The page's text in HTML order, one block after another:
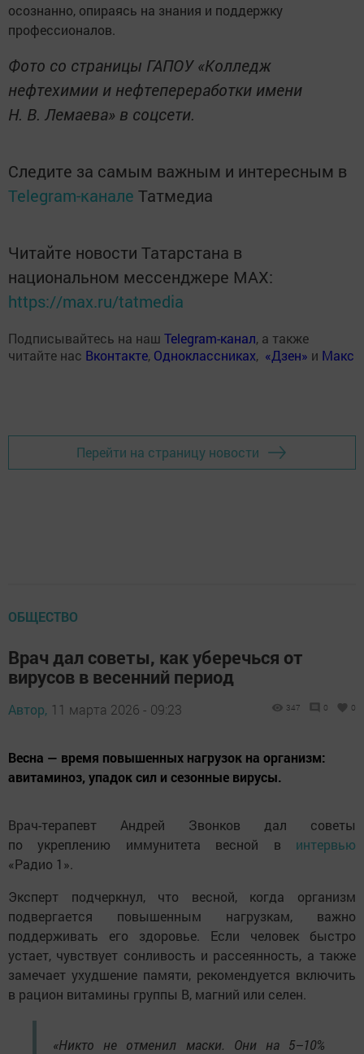
осознанно, опираясь на знания и поддержку
профессионалов.
Фото со страницы ГАПОУ «Колледж
нефтехимии и нефтепереработки имени
Н. В. Лемаева» в соцсети.
Следите за самым важным и интересным в
Telegram-канале Татмедиа
Читайте новости Татарстана в
национальном мессенджере MАХ:
https://max.ru/tatmedia
Подписывайтесь на наш Telegram-канал, а также
читайте нас Вконтакте, Одноклассниках, «Дзен» и Макс
Перейти на страницу новости
ОБЩЕСТВО
Врач дал советы, как уберечься от
вирусов в весенний период
Автор, 11 марта 2026 - 09:23 347 0 0
Весна — время повышенных нагрузок на организм:
авитаминоз, упадок сил и сезонные вирусы.
Врач-терапевт Андрей Звонков дал советы
по укреплению иммунитета весной в интервью
«Радио 1».
Эксперт подчеркнул, что весной, когда организм
подвергается повышенным нагрузкам, важно
поддерживать его здоровье. Если человек быстро
устает, чувствует сонливость и рассеянность, а также
замечает ухудшение памяти, рекомендуется включить
в рацион витамины группы В, магний или селен.
«Никто не отменил маски. Они на 5–10%